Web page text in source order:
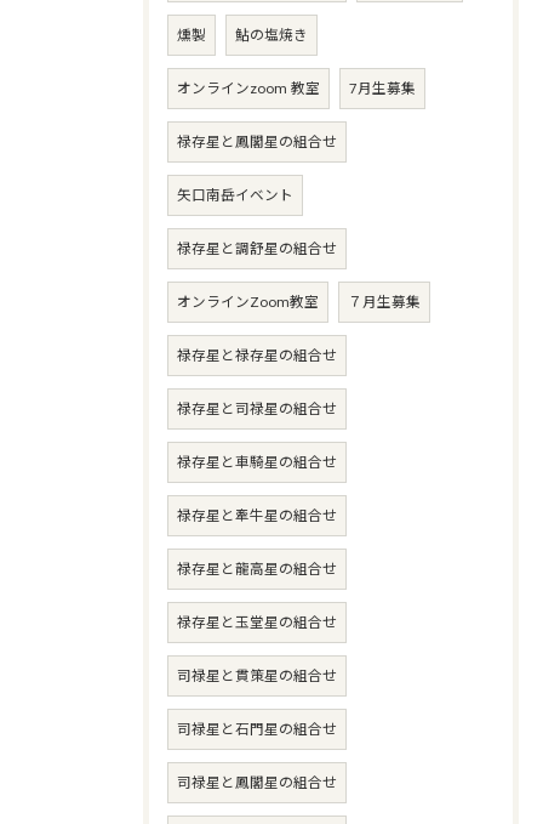
燻製 鮎の塩焼き
オンラインzoom 教室 7月生募集
禄存星と鳳閣星の組合せ
矢口南岳イベント
禄存星と調舒星の組合せ
オンラインZoom教室 ７月生募集
禄存星と禄存星の組合せ
禄存星と司禄星の組合せ
禄存星と車騎星の組合せ
禄存星と牽牛星の組合せ
禄存星と龍高星の組合せ
禄存星と玉堂星の組合せ
司禄星と貫策星の組合せ
司禄星と石門星の組合せ
司禄星と鳳閣星の組合せ